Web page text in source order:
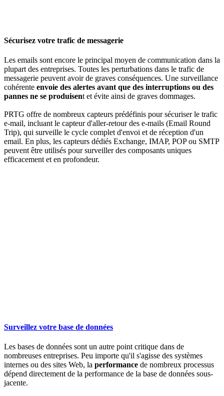
Sécurisez votre trafic de messagerie
Les emails sont encore le principal moyen de communication dans la
plupart des entreprises. Toutes les perturbations dans le trafic de
messagerie peuvent avoir de graves conséquences. Une surveillance
cohérente envoie des alertes avant que des interruptions ou des
pannes ne se produisent et évite ainsi de graves dommages.
PRTG offre de nombreux capteurs prédéfinis pour sécuriser le trafic
e-mail, incluant le capteur d'aller-retour des e-mails (Email Round
Trip), qui surveille le cycle complet d'envoi et de réception d'un
email. En plus, les capteurs dédiés Exchange, IMAP, POP ou SMTP
peuvent être utilisés pour surveiller des composants uniques
efficacement et en profondeur.
Surveillez votre base de données
Les bases de données sont un autre point critique dans de
nombreuses entreprises. Peu importe qu'il s'agisse des systèmes
internes ou des sites Web, la performance de nombreux processus
dépend directement de la performance de la base de données sous-
jacente.